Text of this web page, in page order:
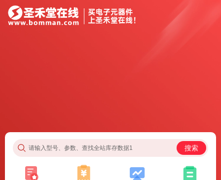
请输入型号、参数、查找全站库存数据1 搜索